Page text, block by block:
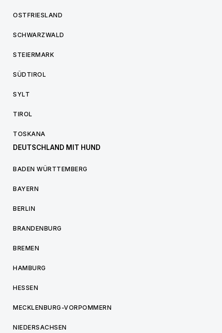
OSTFRIESLAND
SCHWARZWALD
STEIERMARK
SÜDTIROL
SYLT
TIROL
TOSKANA
DEUTSCHLAND MIT HUND
BADEN WÜRTTEMBERG
BAYERN
BERLIN
BRANDENBURG
BREMEN
HAMBURG
HESSEN
MECKLENBURG-VORPOMMERN
NIEDERSACHSEN